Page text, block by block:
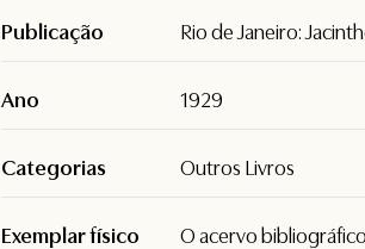
Publicação Rio de Janeiro:
Ano 1929
Categorias Outros Livros
Exemplar físico
O acervo